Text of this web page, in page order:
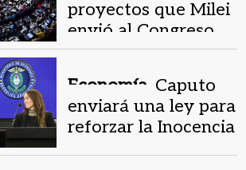
proyectos que Milei
envió al Congreso
Economía. Caputo
enviará una ley para
reforzar la Inocencia